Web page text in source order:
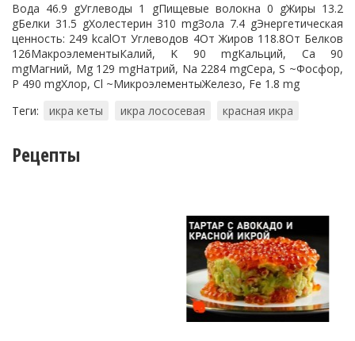
Вода 46.9 gУглеводы 1 gПищевые волокна 0 gЖиры 13.2
gБелки 31.5 gХолестерин 310 mgЗола 7.4 gЭнергетическая
ценность: 249 kcalОт Углеводов 4От Жиров 118.8От Белков
126МакроэлементыКалий, K 90 mgКальций, Ca 90
mgМагний, Mg 129 mgНатрий, Na 2284 mgСера, S ~Фосфор,
P 490 mgХлор, Cl ~МикроэлементыЖелезо, Fe 1.8 mg
Теги:
икра кеты икра лососевая красная икра
Рецепты